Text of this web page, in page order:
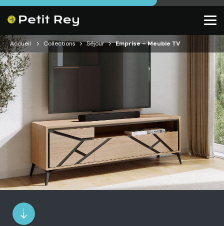
Accueil Collections Séjour Emprise – Meuble TV